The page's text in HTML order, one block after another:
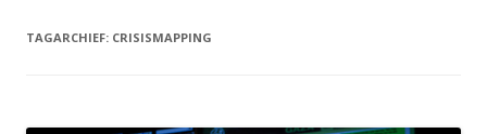
TAGARCHIEF: CRISISMAPPING